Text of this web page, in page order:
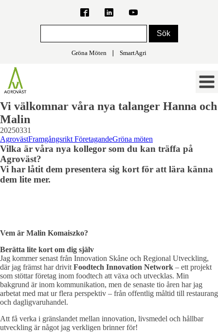
Gröna Möten SmartAgri
Vi välkomnar våra nya talanger Hanna och
Malin
20250331
AgrovästFramgångsrikt FöretagandeGröna möten
Vilka är våra nya kollegor som du kan träffa på
Agroväst?
Vi har låtit dem presentera sig kort för att lära känna
dem lite mer.
Vem är Malin Komaiszko?
Berätta lite kort om dig själv
Jag kommer senast från Innovation Skåne och Regional Utveckling,
där jag främst har drivit Foodtech Innovation Network – ett projekt
som stöttar företag inom foodtech att växa och utvecklas. Min
bakgrund är inom kommunikation, men de senaste tio åren har jag
arbetat med mat ur flera perspektiv – från offentlig måltid till restaurang
och dagligvaruhandel.
Att få verka i gränslandet mellan innovation, livsmedel och hållbar
utveckling är något jag verkligen brinner för!